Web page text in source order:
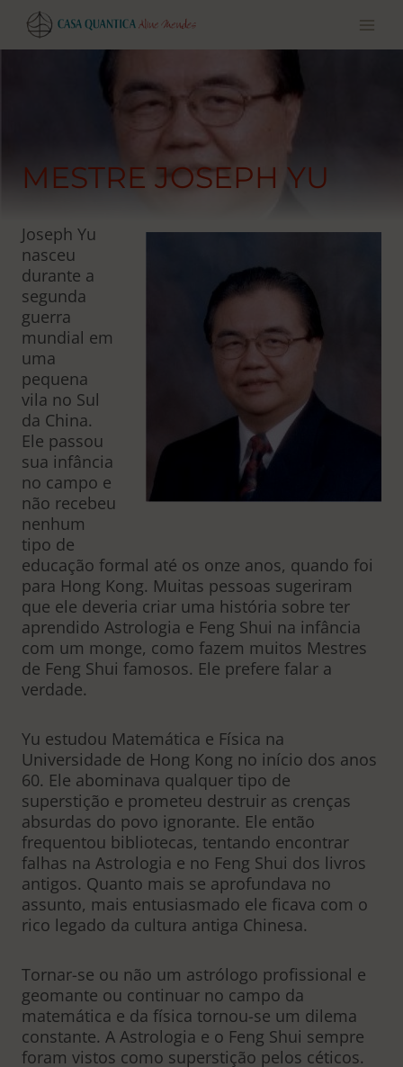
Pular
para
o
MESTRE JOSEPH YU
Joseph Yu
nasceu
durante a
segunda
guerra
mundial em
uma
pequena
vila no Sul
da China.
Ele passou
sua infância
no campo e
não recebeu
nenhum
tipo de
educação formal até os onze anos, quando foi
para Hong Kong. Muitas pessoas sugeriram
que ele deveria criar uma história sobre ter
aprendido Astrologia e Feng Shui na infância
com um monge, como fazem muitos Mestres
de Feng Shui famosos. Ele prefere falar a
verdade.
Yu estudou Matemática e Física na
Universidade de Hong Kong no início dos anos
60. Ele abominava qualquer tipo de
superstição e prometeu destruir as crenças
absurdas do povo ignorante. Ele então
frequentou bibliotecas, tentando encontrar
falhas na Astrologia e no Feng Shui dos livros
antigos. Quanto mais se aprofundava no
assunto, mais entusiasmado ele ficava com o
rico legado da cultura antiga Chinesa.
Tornar-se ou não um astrólogo profissional e
geomante ou continuar no campo da
matemática e da física tornou-se um dilema
constante. A Astrologia e o Feng Shui sempre
foram vistos como superstição pelos céticos.